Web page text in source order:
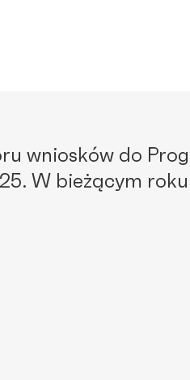
wniosków do
W bieżącym roku